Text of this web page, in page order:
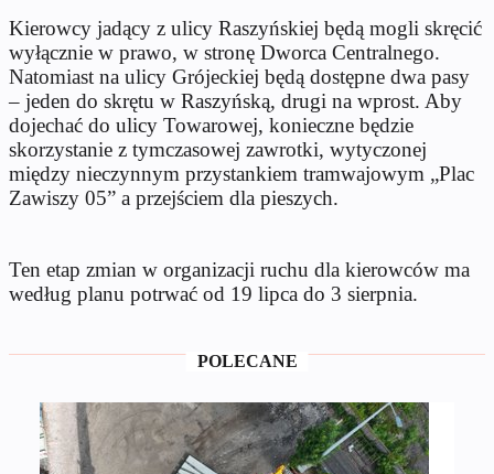
Kierowcy jadący z ulicy Raszyńskiej będą mogli skręcić
wyłącznie w prawo, w stronę Dworca Centralnego.
Natomiast na ulicy Grójeckiej będą dostępne dwa pasy
– jeden do skrętu w Raszyńską, drugi na wprost. Aby
dojechać do ulicy Towarowej, konieczne będzie
skorzystanie z tymczasowej zawrotki, wytyczonej
między nieczynnym przystankiem tramwajowym „Plac
Zawiszy 05” a przejściem dla pieszych.
Ten etap zmian w organizacji ruchu dla kierowców ma
według planu potrwać od 19 lipca do 3 sierpnia.
POLECANE